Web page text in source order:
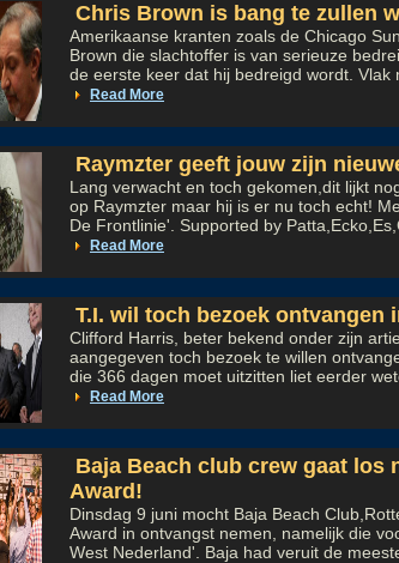
Chris Brown is bang te zullen
Amerikaanse kranten zoals de Chicago
Brown die slachtoffer is van serieuze
de eerste keer dat hij bedreigd wordt. Vlak
Read More
Raymzter geeft jouw zijn
Lang verwacht en toch gekomen,dit lijkt
op Raymzter maar hij is er nu toch echt!
De Frontlinie'. Supported by
Read More
T.I. wil toch bezoek ontvangen
Clifford Harris, beter bekend onder zijn
aangegeven toch bezoek te willen
die 366 dagen moet uitzitten liet eerder
Read More
Baja Beach club crew gaat los
Award!
Dinsdag 9 juni mocht Baja Beach
Award in ontvangst nemen, namelijk die
West Nederland'. Baja had veruit de